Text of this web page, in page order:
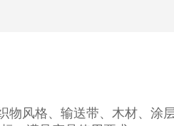
风格、输送带、木材、涂层